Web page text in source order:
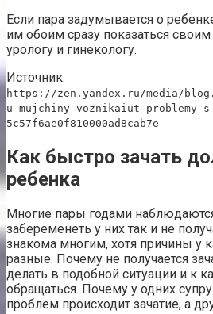
Если пара задумывается о
им обоим сразу показаться
урологу и гинекологу.
Источник:
https://zen.yandex.ru/media/
u-mujchiny-voznikaiut-problemy-
5c57f6ae0f810000ad8cab7e
Как быстро зачать
ребенка
Многие пары годами
забеременеть у них так и не
знакома многим, хотя причины у
разные. Почему не получается
делать в подобной ситуации и к
обращаться. Почему у одних
проблем происходит зачатие, а